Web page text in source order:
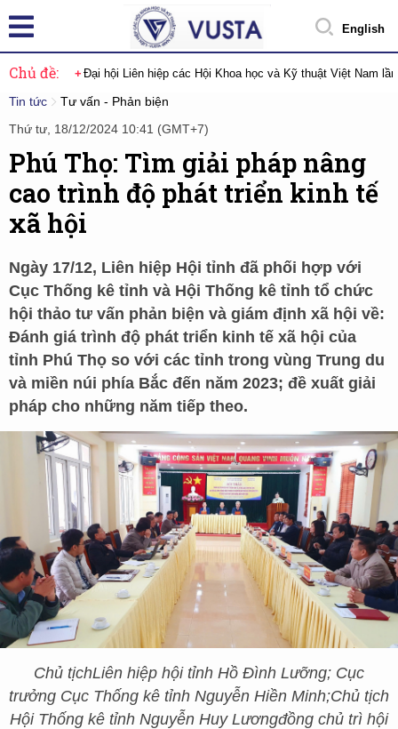
English
Chủ đề: Đại hội Liên hiệp các Hội Khoa học và Kỹ thuật Việt Nam
Tin tức
Tư vấn - Phản biện
Thứ tư, 18/12/2024 10:41 (GMT+7)
Phú Thọ: Tìm giải pháp nâng
cao trình độ phát triển kinh tế
xã hội
Ngày 17/12, Liên hiệp Hội tỉnh đã phối hợp với
Cục Thống kê tỉnh và Hội Thống kê tỉnh tổ chức
hội thảo tư vấn phản biện và giám định xã hội về:
Đánh giá trình độ phát triển kinh tế xã hội của
tỉnh Phú Thọ so với các tỉnh trong vùng Trung du
và miền núi phía Bắc đến năm 2023; đề xuất giải
pháp cho những năm tiếp theo.
Chủ tịchLiên hiệp hội tỉnh Hồ Đình Lưỡng; Cục
trưởng Cục Thống kê tỉnh Nguyễn Hiền Minh;Chủ tịch
Hội Thống kê tỉnh Nguyễn Huy Lươngđồng chủ trì hội